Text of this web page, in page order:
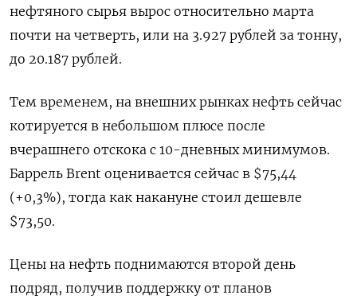
нефтяного сырья вырос относительно марта
почти на четверть, или на 3.927 рублей за тонну,
до 20.187 рублей.
Тем временем, на внешних рынках нефть сейчас
котируется в небольшом плюсе после
вчерашнего отскока с 10-дневных минимумов.
Баррель Brent оценивается сейчас в $75,44
(+0,3%), тогда как накануне стоил дешевле
$73,50.
Цены на нефть поднимаются второй день
подряд, получив поддержку от планов